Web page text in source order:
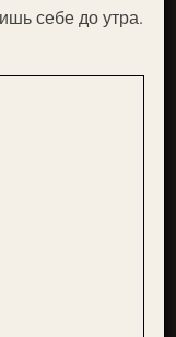
себе до утра.